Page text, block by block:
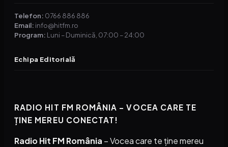
Telefon: 0766 886 886
Email: info@hitfm.ro
Program: Luni – Duminică, 07:00 – 24:00
Echipa Editorială
RADIO HIT FM ROMÂNIA – VOCEA CARE TE
ȚINE MEREU CONECTAT!
Radio Hit FM România – Vocea care te ține mereu